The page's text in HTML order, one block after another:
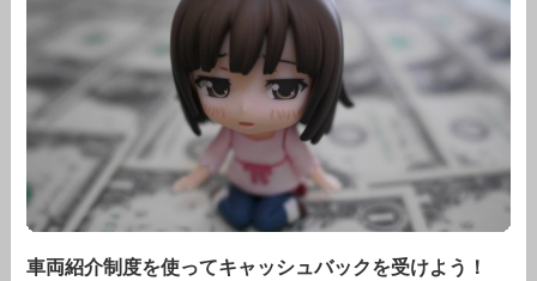
車両紹介制度を使ってキャッシュバックを受けよう！